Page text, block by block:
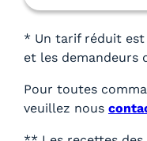
* Un tarif réduit
et les demandeurs
Pour toutes
veuillez nous